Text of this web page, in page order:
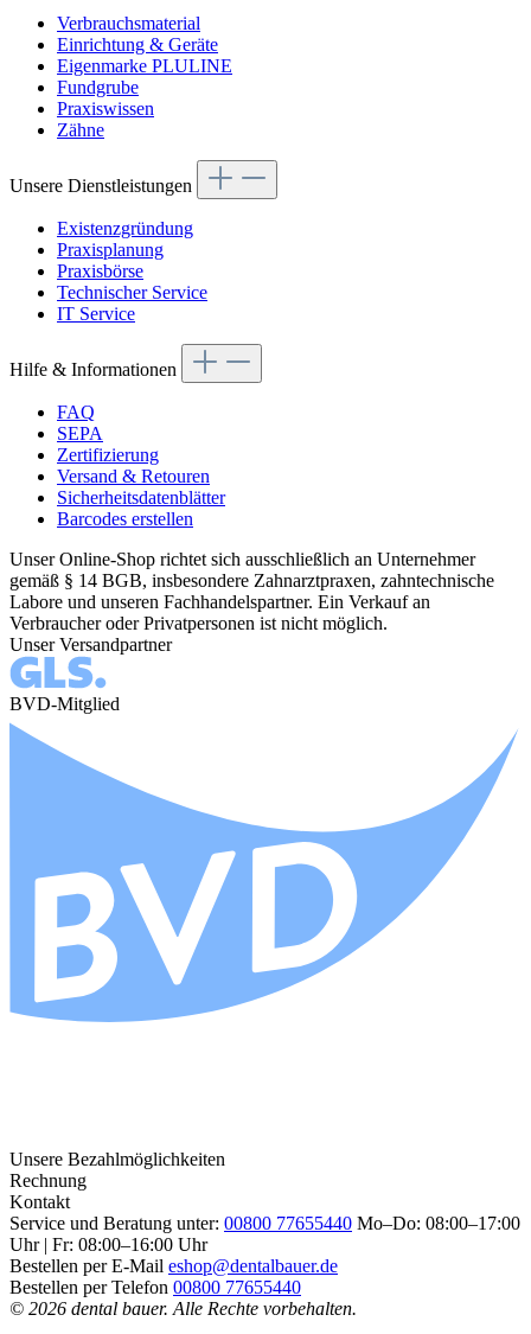
Verbrauchsmaterial
Einrichtung & Geräte
Eigenmarke PLULINE
Fundgrube
Praxiswissen
Zähne
Unsere Dienstleistungen
Existenzgründung
Praxisplanung
Praxisbörse
Technischer Service
IT Service
Hilfe & Informationen
FAQ
SEPA
Zertifizierung
Versand & Retouren
Sicherheitsdatenblätter
Barcodes erstellen
Unser Online-Shop richtet sich ausschließlich an Unternehmer
gemäß § 14 BGB, insbesondere Zahnarztpraxen, zahntechnische
Labore und unseren Fachhandelspartner. Ein Verkauf an
Verbraucher oder Privatpersonen ist nicht möglich.
Unser Versandpartner
BVD-Mitglied
Unsere Bezahlmöglichkeiten
Rechnung
Kontakt
Service und Beratung unter: 00800 77655440 Mo–Do: 08:00–17:00
Uhr | Fr: 08:00–16:00 Uhr
Bestellen per E-Mail eshop@dentalbauer.de
Bestellen per Telefon 00800 77655440
© 2026 dental bauer. Alle Rechte vorbehalten.